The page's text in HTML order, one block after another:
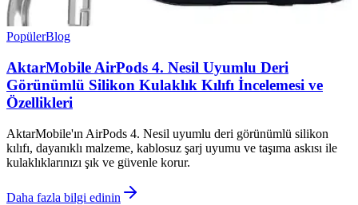
PopülerBlog
AktarMobile AirPods 4. Nesil Uyumlu Deri
Görünümlü Silikon Kulaklık Kılıfı İncelemesi ve
Özellikleri
AktarMobile'ın AirPods 4. Nesil uyumlu deri görünümlü silikon
kılıfı, dayanıklı malzeme, kablosuz şarj uyumu ve taşıma askısı ile
kulaklıklarınızı şık ve güvenle korur.
Daha fazla bilgi edinin